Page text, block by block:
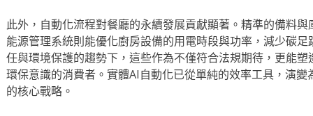
此外，自動化流程對餐廳的永續發展貢獻顯著。精準的備料
能源管理系統則能優化廚房設備的用電時段與功率，減少碳
任與環境保護的趨勢下，這些作為不僅符合法規期待，更能
環保意識的消費者。實體AI自動化已從單純的效率工具，演
的核心戰略。